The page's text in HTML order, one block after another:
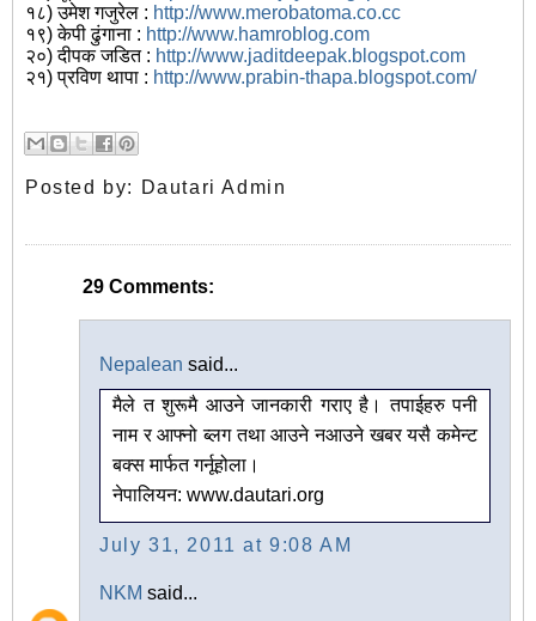
१८) उमेश गजुरेल : http://www.merobatoma.co.cc
१९) केपी ढुंगाना : http://www.hamroblog.com
२०) दीपक जडित : http://www.jaditdeepak.blogspot.com
२१) प्रविण थापा : http://www.prabin-thapa.blogspot.com/
Posted by: Dautari Admin
29 Comments:
Nepalean said...
मैले त शुरूमै आउने जानकारी गराए है। तपाईहरु पनी
नाम र आफ्नो ब्लग तथा आउने नआउने खबर यसै कमेन्ट
बक्स मार्फत गर्नूहोला।
नेपालियन: www.dautari.org
July 31, 2011 at 9:08 AM
NKM said...